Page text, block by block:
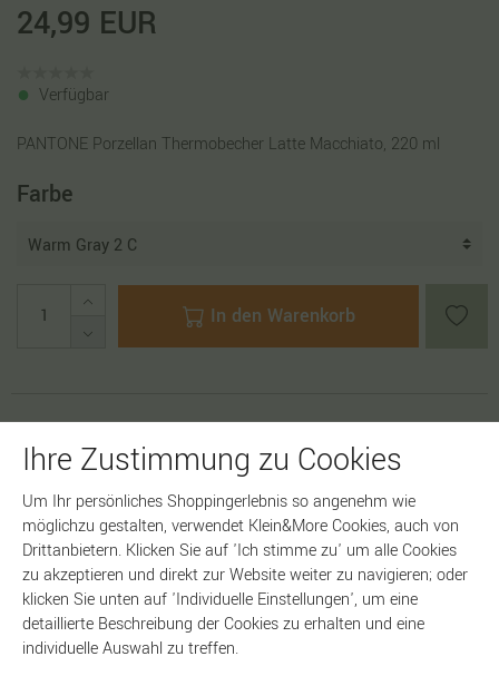
24,99 EUR
Verfügbar
PANTONE Porzellan Thermobecher Latte Macchiato, 220 ml
Farbe
In den Warenkorb
Ihre Zustimmung zu Cookies
Um Ihr persönliches Shoppingerlebnis so angenehm wie
möglichzu gestalten, verwendet Klein&More Cookies, auch von
Drittanbietern. Klicken Sie auf 'Ich stimme zu' um alle Cookies
zu akzeptieren und direkt zur Website weiter zu navigieren; oder
klicken Sie unten auf 'Individuelle Einstellungen', um eine
detaillierte Beschreibung der Cookies zu erhalten und eine
individuelle Auswahl zu treffen.